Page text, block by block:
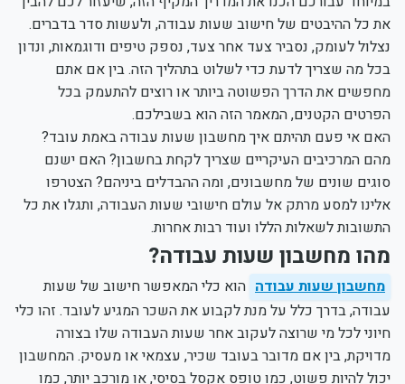
את כל ההיבטים של חישוב שעות עבודה, ולעשות סדר בדברים.
נצלול לעומק, נסביר צעד אחר צעד, נספק טיפים ודוגמאות, ונדון
בכל מה שצריך לדעת כדי לשלוט בתהליך הזה. בין אם אתם
מחפשים את הדרך הפשוטה ביותר או רוצים להתעמק בכל
הפרטים הקטנים, המאמר הזה הוא בשבילכם.
האם אי פעם תהיתם איך מחשבון שעות עבודה באמת עובד?
מהם המרכיבים העיקריים שצריך לקחת בחשבון? האם ישנם
סוגים שונים של מחשבונים, ומה ההבדלים ביניהם? הצטרפו
אלינו למסע מרתק אל עולם חישובי שעות העבודה, ותגלו את כל
התשובות לשאלות הללו ועוד רבות אחרות.
מהו מחשבון שעות עבודה?
מחשבון שעות עבודה הוא כלי המאפשר חישוב של שעות
עבודה, בדרך כלל על מנת לקבוע את השכר המגיע לעובד. זהו כלי
חיוני לכל מי שרוצה לעקוב אחר שעות העבודה שלו בצורה
מדויקת, בין אם מדובר בעובד שכיר, עצמאי או מעסיק. המחשבון
יכול להיות פשוט, כמו טופס אקסל בסיסי, או מורכב יותר, כמו